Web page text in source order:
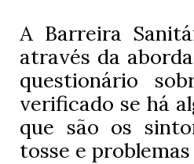
A Barreira
através da
questionário
verificado se há
que são os
tosse e